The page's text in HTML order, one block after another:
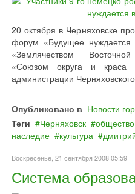
20 октября в Черняховске
форум «Будущее нуждается
«Землячеством
«Союзом округа и краса
администрации Черняховского
Опубликовано в Новости
Теги
Черняховск общество
наследие
культура
Воскресенье, 21 сентября 2008 05:59
Система